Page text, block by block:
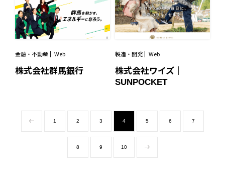
金融・不動産 Web
株式会社群馬銀行
製造・開発 Web
株式会社ワイズ｜
SUNPOCKET
1 2 3 4 5 6 7
8 9 10